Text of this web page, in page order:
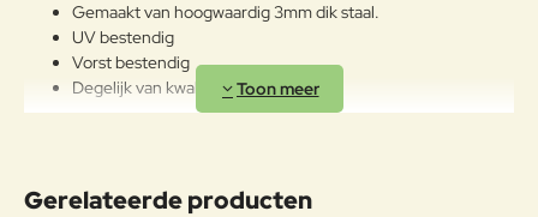
Gemaakt van hoogwaardig 3mm dik staal.
UV bestendig
Vorst bestendig
Degelijk van kwaliteit
Gerelateerde producten